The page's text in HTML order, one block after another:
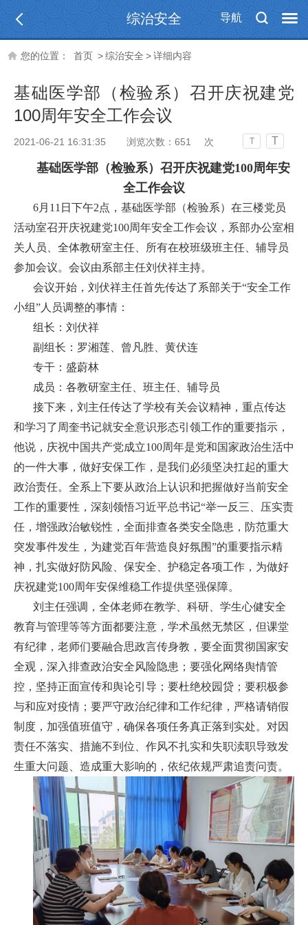
导航
综治安全
您的位置： 首页 >综治安全 >详细内容
基础医学部（检验系）召开庆祝建党
100周年安全工作会议
2021-06-21 16:31:35 浏览次数： 651 次 T T
基础医学部（检验系）召开庆祝建党100周年安
全工作会议
6月11日下午2点，基础医学部（检验系）在三楼党员
活动室召开庆祝建党100周年安全工作会议，系部办公室相
关人员、全体教研室主任、所有在校班级班主任、辅导员
参加会议。会议由系部主任刘伏祥主持。
会议开始，刘伏祥主任首先传达了系部关于“安全工作
小组”人员调整的事情：
组长：刘伏祥
副组长：罗湘莲、曾凡胜、黄伏连
专干：盛蔚林
成员：各教研室主任、班主任、辅导员
接下来，刘主任传达了学校有关会议精神，重点传达
和学习了周奎书记就安全意识形态引领工作的重要指示，
他说，庆祝中国共产党成立100周年是党和国家政治生活中
的一件大事，做好安保工作，是我们必须坚决扛起的重大
政治责任。全系上下要从政治上认识和把握做好当前安全
工作的重要性，深刻领悟习近平总书记“举一反三、压实责
任，增强政治敏锐性，全面排查各类安全隐患，防范重大
突发事件发生，为建党百年营造良好氛围”的重要指示精
神，扎实做好防风险、保安全、护稳定各项工作，为做好
庆祝建党100周年安保维稳工作提供坚强保障。
刘主任强调，全体老师在教学、科研、学生心健安全
教育与管理等等方面都要注意，学术虽然无禁区，但课堂
有纪律，老师们要融合思政言传身教，要全面贯彻国家安
全观，深入排查政治安全风险隐患；要强化网络舆情管
控，坚持正面宣传和舆论引导；要杜绝校园贷；要积极参
与和应对疫情；要严守政治纪律和工作纪律，严格请销假
制度，加强值班值守，确保各项任务真正落到实处。对因
责任不落实、措施不到位、作风不扎实和失职渎职导致发
生重大问题、造成重大影响的，依纪依规严肃追责问责。